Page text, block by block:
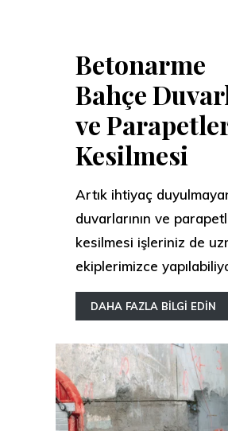
Betonarme
Bahçe
ve
Kesilmesi
Artık ihtiyaç
duvarlarının ve
kesilmesi işleriniz de
ekiplerimizce
DAHA FAZLA BİLGİ EDİN